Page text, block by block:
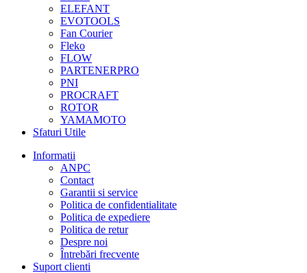
ELEFANT
EVOTOOLS
Fan Courier
Fleko
FLOW
PARTENERPRO
PNI
PROCRAFT
ROTOR
YAMAMOTO
Sfaturi Utile
Informatii
ANPC
Contact
Garantii si service
Politica de confidentialitate
Politica de expediere
Politica de retur
Despre noi
Întrebări frecvente
Suport clienti